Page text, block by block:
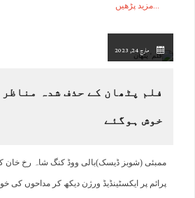
مزید پڑھیں
مارچ 24, 2023
فلم پٹھان کے حذف شدہ
خوش ہوگئے
ممبئی (شوبز ڈیسک)بالی ووڈ کنگ شاہ رخ خان
پرائم پر ایکسٹینڈیڈ ورژن دیکھ کر مداحوں کی